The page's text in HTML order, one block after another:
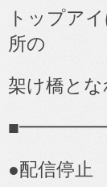
トップア
所の
架け橋と
■
●配信停止